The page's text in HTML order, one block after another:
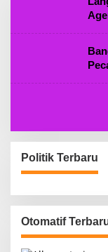
Politik Terbaru
Otomatif